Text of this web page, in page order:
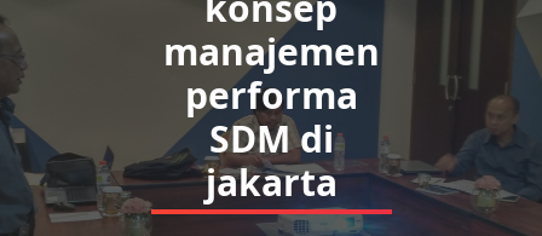
manajemen
performa
SDM di
jakarta